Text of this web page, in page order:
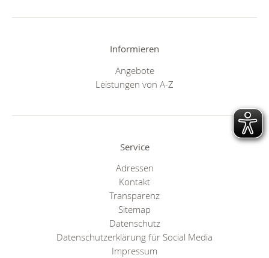
Informieren
Angebote
Leistungen von A-Z
Service
Adressen
Kontakt
Transparenz
Sitemap
Datenschutz
Datenschutzerklärung für Social Media
Impressum